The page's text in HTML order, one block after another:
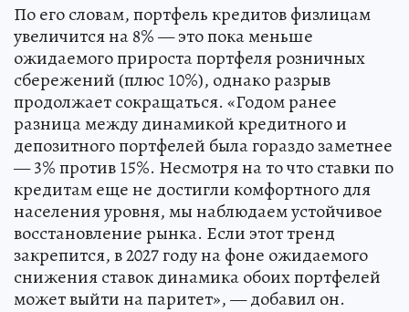
По его словам, портфель кредитов физлицам
увеличится на 8% — это пока меньше
ожидаемого прироста портфеля розничных
сбережений (плюс 10%), однако разрыв
продолжает сокращаться. «Годом ранее
разница между динамикой кредитного и
депозитного портфелей была гораздо заметнее
— 3% против 15%. Несмотря на то что ставки по
кредитам еще не достигли комфортного для
населения уровня, мы наблюдаем устойчивое
восстановление рынка. Если этот тренд
закрепится, в 2027 году на фоне ожидаемого
снижения ставок динамика обоих портфелей
может выйти на паритет», — добавил он.